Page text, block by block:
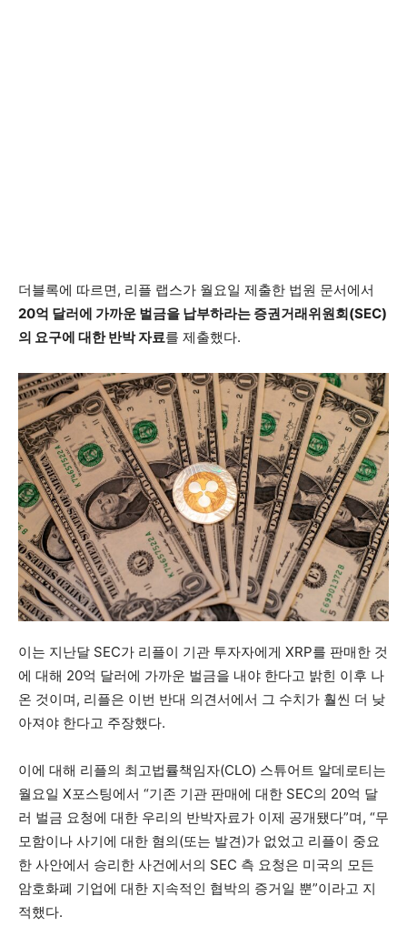
더블록에 따르면, 리플 랩스가 월요일 제출한 법원 문서에서
20억 달러에 가까운 벌금을 납부하라는 증권거래위원회(SEC)
의 요구에 대한 반박 자료를 제출했다.
이는 지난달 SEC가 리플이 기관 투자자에게 XRP를 판매한 것
에 대해 20억 달러에 가까운 벌금을 내야 한다고 밝힌 이후 나
온 것이며, 리플은 이번 반대 의견서에서 그 수치가 훨씬 더 낮
아져야 한다고 주장했다.
이에 대해 리플의 최고법률책임자(CLO) 스튜어트 알데로티는
월요일 X포스팅에서 “기존 기관 판매에 대한 SEC의 20억 달
러 벌금 요청에 대한 우리의 반박자료가 이제 공개됐다”며, “무
모함이나 사기에 대한 혐의(또는 발견)가 없었고 리플이 중요
한 사안에서 승리한 사건에서의 SEC 측 요청은 미국의 모든
암호화폐 기업에 대한 지속적인 협박의 증거일 뿐”이라고 지
적했다.